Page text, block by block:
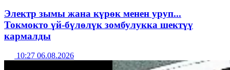
Электр зымы жана күрөк менен уруп...
Токмокто үй-бүлөлүк зомбулукка шектүү
кармалды
10:27 06.08.2026